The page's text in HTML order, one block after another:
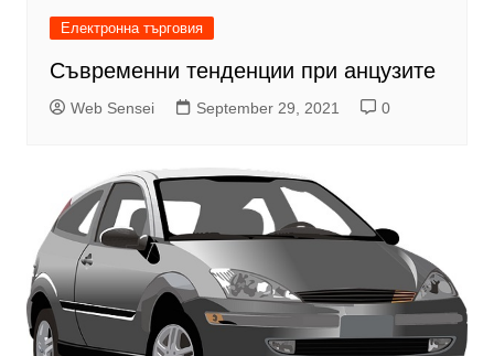
Електронна търговия
Съвременни тенденции при анцузите
Web Sensei September 29, 2021 0